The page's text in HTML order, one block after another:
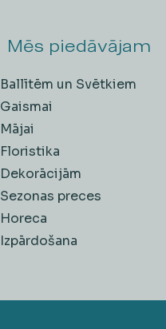
Mēs piedāvājam
Ballītēm un Svētkiem
Gaismai
Mājai
Floristika
Dekorācijām
Sezonas preces
Horeca
​Izpārdošana